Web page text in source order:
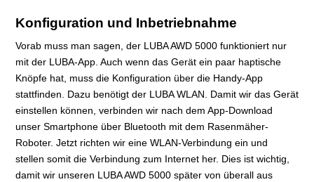
Konfiguration und Inbetriebnahme
Vorab muss man sagen, der LUBA AWD 5000 funktioniert nur
mit der LUBA-App. Auch wenn das Gerät ein paar haptische
Knöpfe hat, muss die Konfiguration über die Handy-App
stattfinden. Dazu benötigt der LUBA WLAN. Damit wir das Gerät
einstellen können, verbinden wir nach dem App-Download
unser Smartphone über Bluetooth mit dem Rasenmäher-
Roboter. Jetzt richten wir eine WLAN-Verbindung ein und
stellen somit die Verbindung zum Internet her. Dies ist wichtig,
damit wir unseren LUBA AWD 5000 später von überall aus